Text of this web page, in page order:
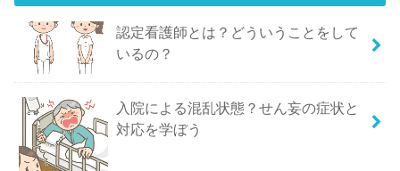
認定看護師とは？どういうことをして
いるの？
入院による混乱状態？せん妄の症状と
対応を学ぼう